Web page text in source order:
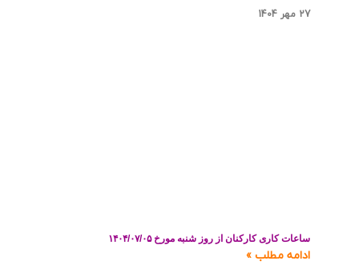
27 مهر 1404
ساعات کاری کارکنان از روز شنبه مورخ ۱۴۰۴/۰۷/۰۵
ادامه مطلب »